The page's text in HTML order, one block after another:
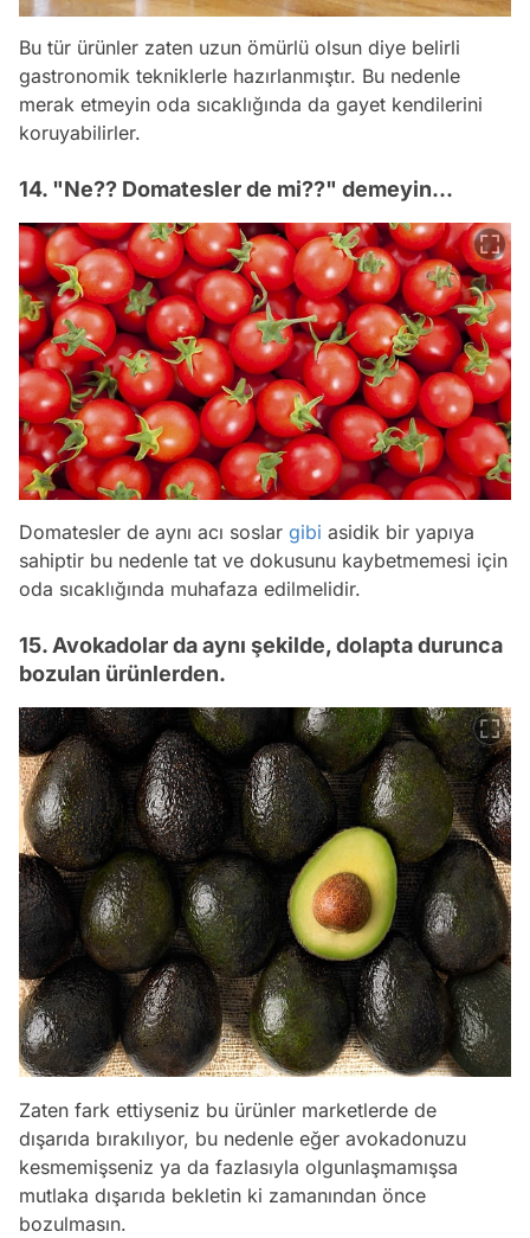
Bu tür ürünler zaten uzun ömürlü olsun diye belirli
gastronomik tekniklerle hazırlanmıştır. Bu nedenle
merak etmeyin oda sıcaklığında da gayet kendilerini
koruyabilirler.
14. "Ne?? Domatesler de mi??" demeyin...
Domatesler de aynı acı soslar gibi asidik bir yapıya
sahiptir bu nedenle tat ve dokusunu kaybetmemesi için
oda sıcaklığında muhafaza edilmelidir.
15. Avokadolar da aynı şekilde, dolapta durunca
bozulan ürünlerden.
Zaten fark ettiyseniz bu ürünler marketlerde de
dışarıda bırakılıyor, bu nedenle eğer avokadonuzu
kesmemişseniz ya da fazlasıyla olgunlaşmamışsa
mutlaka dışarıda bekletin ki zamanından önce
bozulmasın.